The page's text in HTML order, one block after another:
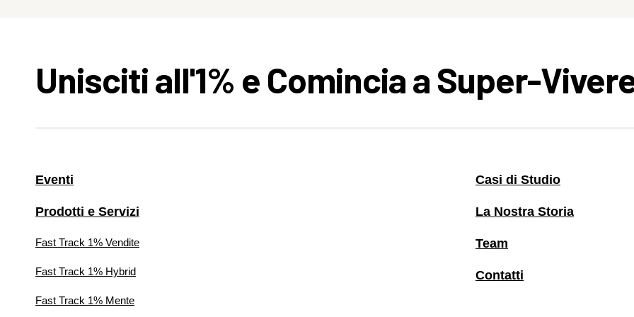
Unisciti all'1% e Comincia a Super-
Eventi
Prodotti e Servizi
Fast Track 1% Vendite
Fast Track 1% Hybrid
Fast Track 1% Mente
Casi di Studio
La Nostra Storia
Team
Contatti